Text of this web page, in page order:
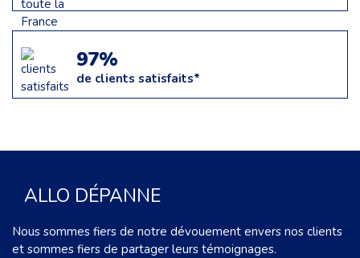
97%
de clients satisfaits*
ALLO DÉPANNE
Nous sommes fiers de notre dévouement envers nos clients
et sommes fiers de partager leurs témoignages.